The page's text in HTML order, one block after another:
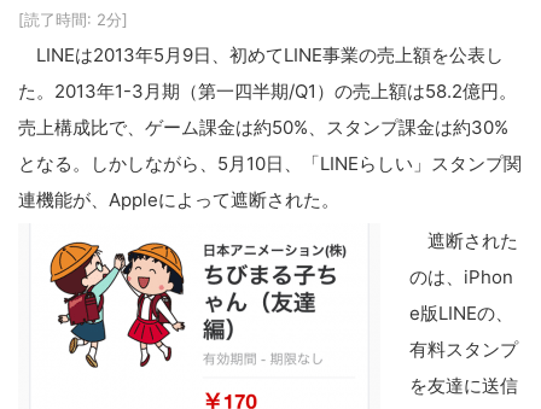
生から普及成長までを最前線で見てきた生き字引として
注目される。通信キャリアのニュースポータルの創業デ
スクとして数億PV事業に。世界最大IT系メディア（ス
ペイン）の元日本編集長、World Innovation Lab(WiL)
などを経て、現在、スタートアップ支援側の取り組みに
注力中。
[読了時間: 2分]
LINEは2013年5月9日、初めてLINE事業の売上額を公表し
た。2013年1-3月期（第一四半期/Q1）の売上額は58.2億円。
売上構成比で、ゲーム課金は約50%、スタンプ課金は約30%
となる。しかしながら、5月10日、「LINEらしい」スタンプ関
連機能が、Appleによって遮断された。
遮断された
のは、iPhon
e版LINEの、
有料スタンプ
を友達に送信
Drone
投資家登録
Block Data Bank